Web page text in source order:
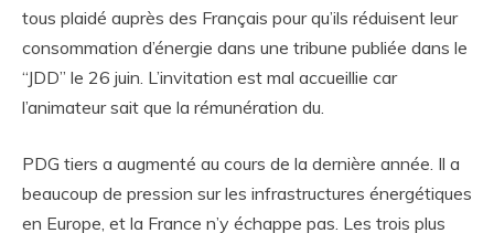
tous plaidé auprès des Français pour qu’ils réduisent leur
consommation d’énergie dans une tribune publiée dans le
“JDD” le 26 juin. L’invitation est mal accueillie car
l’animateur sait que la rémunération du.
PDG tiers a augmenté au cours de la dernière année. Il a
beaucoup de pression sur les infrastructures énergétiques
en Europe, et la France n’y échappe pas. Les trois plus